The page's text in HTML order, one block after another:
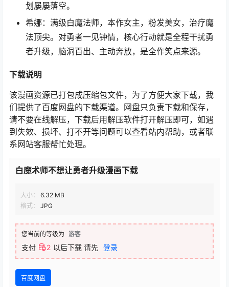
划屡屡落空。
希娜：满级白魔法师，本作女主，粉发美女，治疗魔
法顶尖。对勇者一见钟情，核心行动就是全程干扰勇
者升级，脑洞百出、主动奔放，是全作笑点来源。
下载说明
该漫画资源已打包成压缩包文件，为了方便大家下载，我
们提供了百度网盘的下载渠道。网盘只负责下载和保存，
请不要在线解压，下载后用解压软件打开解压即可，如遇
到失效、损坏、打不开等问题可以查看站内帮助，或者联
系网站客服帮忙处理。
白魔术师不想让勇者升级漫画下载
大小：
6.32 MB
格式：
JPG
您当前的等级为 游客
支付 2 以后下载 请先 登录
百度网盘